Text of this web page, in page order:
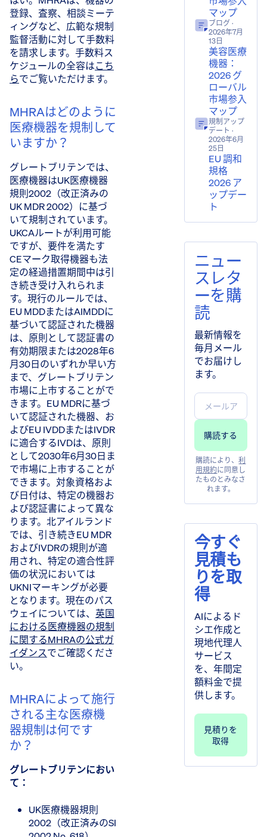
登録、査察、相談ミーテ
ィングなど、広範な規制
監督活動に対して手数料
を請求します。手数料ス
ケジュールの全容はこち
らでご覧いただけます。
MHRAはどのように
医療機器を規制して
いますか？
グレートブリテンでは、
医療機器はUK医療機器
規則2002（改正済みの
UK MDR 2002）に基づ
いて規制されています。
UKCAルートが利用可能
ですが、要件を満たす
CEマーク取得機器も法
定の経過措置期間中は引
き続き受け入れられま
す。現行のルールでは、
EU MDDまたはAIMDDに
基づいて認証された機器
は、原則として認証書の
有効期限または2028年6
月30日のいずれか早い方
まで、グレートブリテン
市場に上市することがで
きます。EU MDRに基づ
いて認証された機器、お
よびEU IVDDまたはIVDR
に適合するIVDは、原則
として2030年6月30日ま
で市場に上市することが
できます。対象資格およ
び日付は、特定の機器お
よび認証書によって異な
ります。北アイルランド
では、引き続きEU MDR
およびIVDRの規則が適
用され、特定の適合性評
価の状況においては
UKNIマーキングが必要
となります。現在のパス
ウェイについては、 英国
における医療機器の規制
に関するMHRAの公式ガ
イダンスでご確認くださ
い。
MHRAによって施行
される主な医療機
器規制は何です
か？
グレートブリテンにおい
て：
UK医療機器規則
2002（改正済みのSI
マップ
ブログ·
2026年7月
13日
美容医療
機器：
2026 グ
ローバル
市場参入
マップ
規制アップ
デート ·
2026年6月
25日
EU 調和
規格
2026 ア
ップデー
ト
ニュー
スレタ
ーを購
読
最新情報を
毎月メール
でお届けし
ます。
購読により、利
用規約に同意し
たものとみなさ
れます。
今すぐ
見積も
りを取
得
AIによるド
シエ作成と
現地代理人
サービス
を、年間定
額料金で提
供します。
見積りを
取得